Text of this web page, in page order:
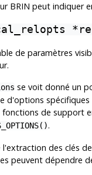
BRIN peut indiquer
de paramètres
se voit donné un
d'options
de support
.
des clés
peuvent dépendre